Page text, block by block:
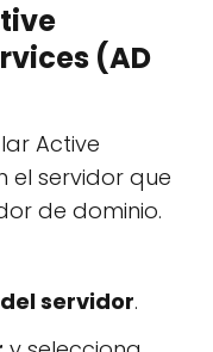
(AD
Active
el servidor que
de dominio.
servidor.